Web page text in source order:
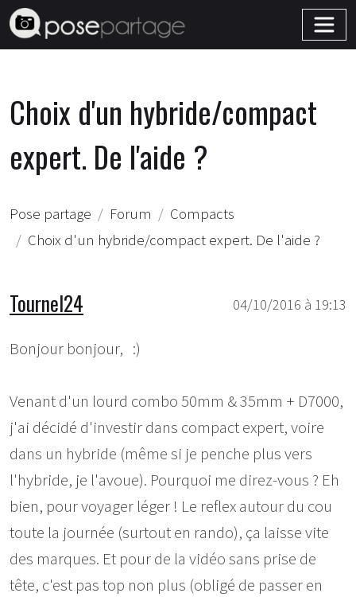
Choix d'un hybride/compact
expert. De l'aide ?
Pose partage Forum
Compacts
Choix d'un hybride/compact expert. De l'aide ?
04/10/2016 à 19:13
Tournel24
Bonjour bonjour, :)
Venant d'un lourd combo 50mm & 35mm + D7000,
j'ai décidé d'investir dans compact expert, voire
dans un hybride (même si je penche plus vers
l'hybride, je l'avoue). Pourquoi me direz-vous ? Eh
bien, pour voyager léger ! Le reflex autour du cou
toute la journée (surtout en rando), ça laisse vite
des marques. Et pour de la vidéo sans prise de
tête, c'est pas top non plus (obligé de passer en